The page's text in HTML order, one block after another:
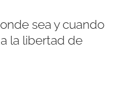
sea y cuando
la libertad de